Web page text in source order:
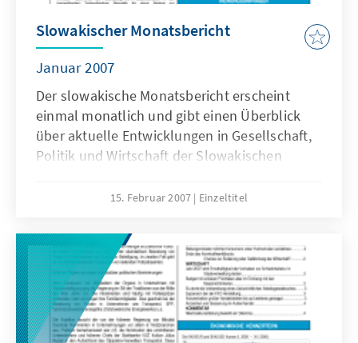
Slowakischer Monatsbericht
Januar 2007
Der slowakische Monatsbericht erscheint
einmal monatlich und gibt einen Überblick
über aktuelle Entwicklungen in Gesellschaft,
Politik und Wirtschaft der Slowakischen
15. Februar 2007 Einzeltitel